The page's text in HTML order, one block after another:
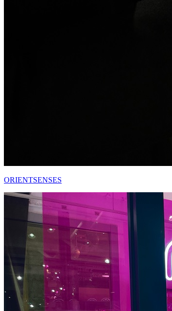
ORIENTSENSES